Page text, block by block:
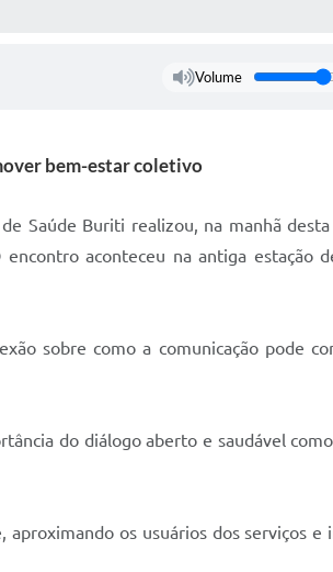
Volume
bem-estar coletivo
Saúde Buriti realizou, na manhã
aconteceu na antiga estação
sobre como a comunicação pode
do diálogo aberto e saudável
os usuários dos serviços e